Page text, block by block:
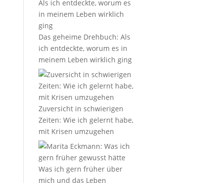
Das geheime Drehbuch: Als
ich entdeckte, worum es in
meinem Leben wirklich ging
Zuversicht in schwierigen
Zeiten: Wie ich gelernt habe,
mit Krisen umzugehen
Was ich gern früher über
mich und das Leben